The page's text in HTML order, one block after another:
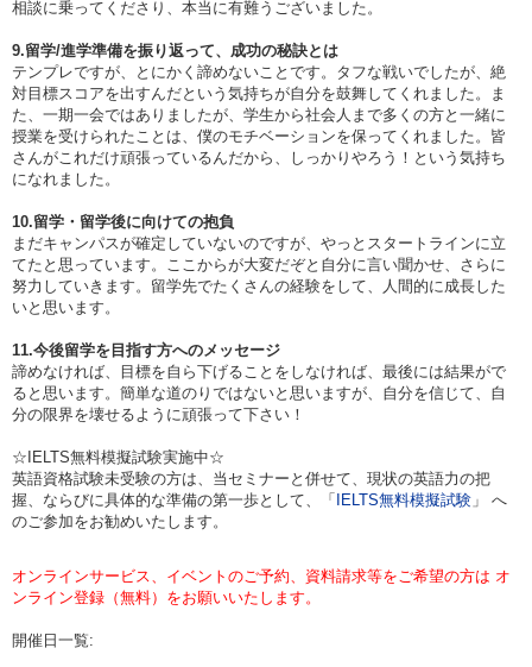
相談に乗ってくださり、本当に有難うございました。
9.留学/進学準備を振り返って、成功の秘訣とは
テンプレですが、とにかく諦めないことです。タフな戦いでしたが、絶
対目標スコアを出すんだという気持ちが自分を鼓舞してくれました。ま
た、一期一会ではありましたが、学生から社会人まで多くの方と一緒に
授業を受けられたことは、僕のモチベーションを保ってくれました。皆
さんがこれだけ頑張っているんだから、しっかりやろう！という気持ち
になれました。
10.留学・留学後に向けての抱負
まだキャンパスが確定していないのですが、やっとスタートラインに立
てたと思っています。ここからが大変だぞと自分に言い聞かせ、さらに
努力していきます。留学先でたくさんの経験をして、人間的に成長した
いと思います。
11.今後留学を目指す方へのメッセージ
諦めなければ、目標を自ら下げることをしなければ、最後には結果がで
ると思います。簡単な道のりではないと思いますが、自分を信じて、自
分の限界を壊せるように頑張って下さい！
☆IELTS無料模擬試験実施中☆
英語資格試験未受験の方は、当セミナーと併せて、現状の英語力の把
握、ならびに具体的な準備の第一歩として、「
IELTS無料模擬試験 」 へ
のご参加をお勧めいたします。
オンラインサービス、イベントのご予約、資料請求等をご希望の方は オ
ンライン登録（無料）をお願いいたします。
開催日一覧: